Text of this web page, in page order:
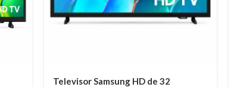
Televisor Samsung HD de 32